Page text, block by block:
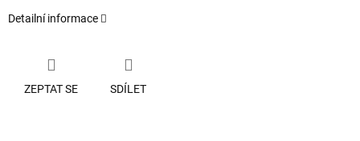
Detailní informace
ZEPTAT SE SDÍLET